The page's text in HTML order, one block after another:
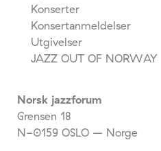
Konserter
Konsertanmeldelser
Utgivelser
JAZZ OUT OF NORWAY
Norsk jazzforum
Grensen 18
N-0159 OSLO – Norge